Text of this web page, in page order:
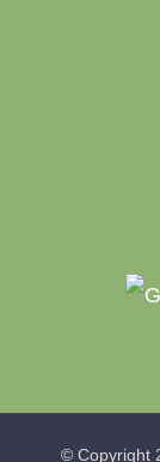
© Copyright